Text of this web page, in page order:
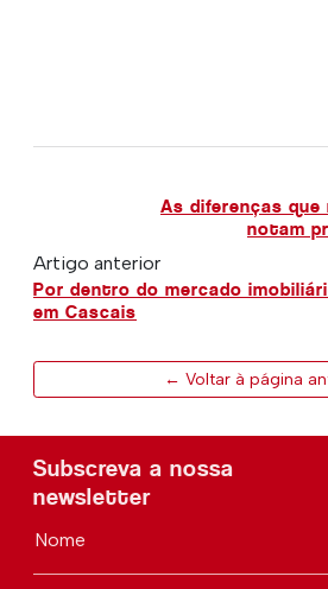
As diferenças
notam
Artigo anterior
Por dentro do mercado
em Cascais
← Voltar à página
Subscreva a nossa
newsletter
Nome